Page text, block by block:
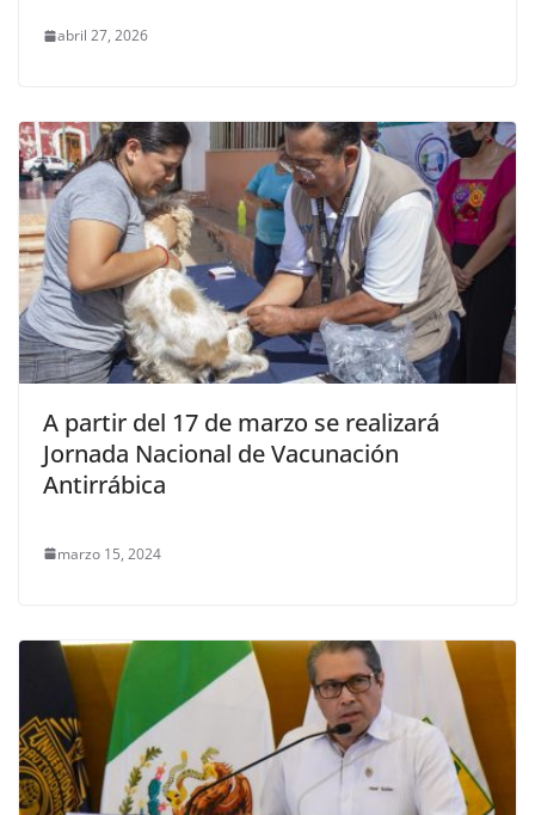
abril 27, 2026
A partir del 17 de marzo se realizará
Jornada Nacional de Vacunación
Antirrábica
marzo 15, 2024